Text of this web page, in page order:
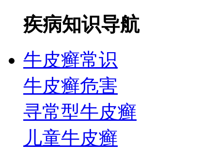
疾病知识导航
牛皮癣常识
牛皮癣危害
寻常型牛皮癣
儿童牛皮癣